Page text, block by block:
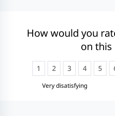
How would you
on this
Very disatisfying
1 2 3 4 5